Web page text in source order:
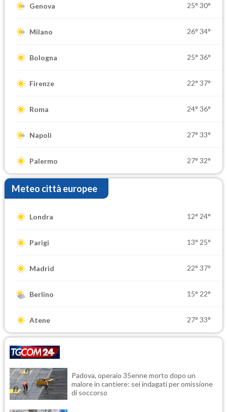
Genova 25° 30°
Milano 26° 34°
Bologna 25° 36°
Firenze 22° 37°
Roma 24° 36°
Napoli 27° 33°
Palermo 27° 32°
Meteo città europee
Londra 12° 24°
Parigi 13° 25°
Madrid 22° 37°
Berlino 15° 22°
Atene 27° 33°
Padova, operaio 35enne morto dopo un
malore in cantiere: sei indagati per omissione
di soccorso